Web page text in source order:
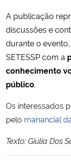
Ministério da Mulher, da
Secretaria-Geral
Secretaria de Governo
Advocacia-Geral da
A publicação
discussões e
durante o
SETESSP com a
conhecimento
público.
Os interessados
pelo manancial
Texto: Giulia Dos